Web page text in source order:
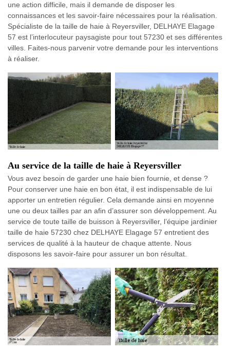
une action difficile, mais il demande de disposer les
connaissances et les savoir-faire nécessaires pour la réalisation.
Spécialiste de la taille de haie à Reyersviller, DELHAYE Elagage
57 est l’interlocuteur paysagiste pour tout 57230 et ses différentes
villes. Faites-nous parvenir votre demande pour les interventions
à réaliser.
Au service de la taille de haie à Reyersviller
Vous avez besoin de garder une haie bien fournie, et dense ?
Pour conserver une haie en bon état, il est indispensable de lui
apporter un entretien régulier. Cela demande ainsi en moyenne
une ou deux tailles par an afin d’assurer son développement. Au
service de toute taille de buisson à Reyersviller, l’équipe jardinier
taille de haie 57230 chez DELHAYE Elagage 57 entretient des
services de qualité à la hauteur de chaque attente. Nous
disposons les savoir-faire pour assurer un bon résultat.